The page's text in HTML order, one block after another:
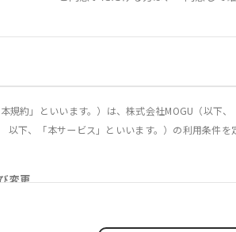
規約」といいます。）は、株式会社MOGU（以下
下、「本サービス」といいます。）の利用条件を
変更
社会情勢の変化その他の事情により、本規約を変